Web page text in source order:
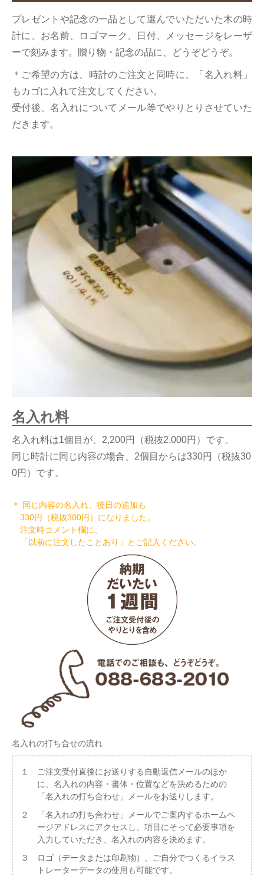
プレゼントや記念の一品として選んでいただいた木の時
計に、お名前、ロゴマーク、日付、メッセージをレーザ
ーで刻みます。贈り物・記念の品に、どうぞどうぞ。
＊ご希望の方は、時計のご注文と同時に、「名入れ料」
もカゴに入れて注文してください。
受付後、名入れについてメール等でやりとりさせていた
だきます。
名入れ料
名入れ料は1個目が、2,200円（税抜2,000円）です。
同じ時計に同じ内容の場合、2個目からは330円（税抜30
0円）です。
＊ 同じ内容の名入れ、後日の追加も
330円（税抜300円）になりました。
注文時コメント欄に、
「以前に注文したことあり」とご記入ください。
名入れの打ち合せの流れ
１ ご注文受付直後にお送りする自動返信メールのほか
に、名入れの内容・書体・位置などを決めるための
「名入れの打ち合わせ」メールをお送りします。
２ 「名入れの打ち合わせ」メールでご案内するホームペ
ージアドレスにアクセスし、項目にそって必要事項を
入力していただき、名入れの内容を決めます。
３ ロゴ（データまたは印刷物）、ご自分でつくるイラス
トレーターデータの使用も可能です。